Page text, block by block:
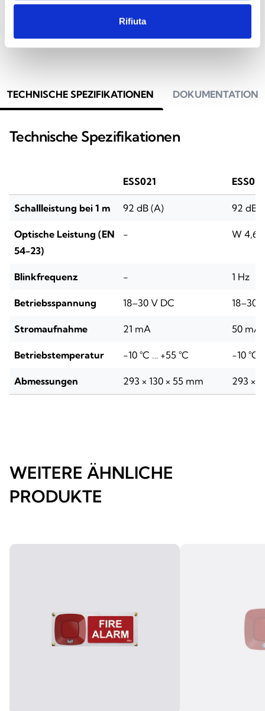
Rifiuta
TECHNISCHE SPEZIFIKATIONEN DOKUMENTATION
Technische Spezifikationen
ESS021
Schallleistung bei 1 m 92 dB (A) 92 dB
Optische Leistung (EN
54-23)
- W 4,6
Blinkfrequenz - 1 Hz
Betriebsspannung 18–30 V DC 18–30
Stromaufnahme 21 mA 50 mA
Betriebstemperatur -10 °C … +55 °C -10 °C
Abmessungen 293 × 130 × 55 mm 293 ×
WEITERE ÄHNLICHE
PRODUKTE